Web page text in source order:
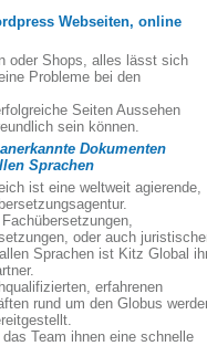
Webseiten, online
oder Shops, alles lässt sich
Probleme bei den
Seiten Aussehen
sein können.
Dokumenten
Sprachen
ist eine weltweit agierende,
oder auch
Sprachen ist Kitz Global
erfahrenen
rund um den Globus
Team ihnen eine schnelle